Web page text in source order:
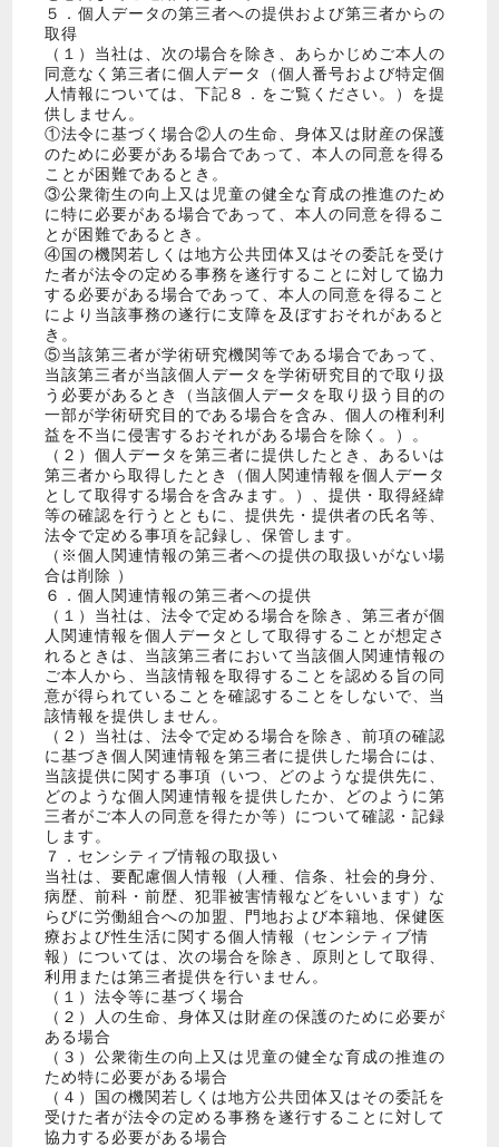
５．個人データの第三者への提供および第三者からの
取得
（１）当社は、次の場合を除き、あらかじめご本人の
同意なく第三者に個人データ（個人番号および特定個
人情報については、下記８．をご覧ください。）を提
供しません。
①法令に基づく場合②人の生命、身体又は財産の保護
のために必要がある場合であって、本人の同意を得る
ことが困難であるとき。
③公衆衛生の向上又は児童の健全な育成の推進のため
に特に必要がある場合であって、本人の同意を得るこ
とが困難であるとき。
④国の機関若しくは地方公共団体又はその委託を受け
た者が法令の定める事務を遂行することに対して協力
する必要がある場合であって、本人の同意を得ること
により当該事務の遂行に支障を及ぼすおそれがあると
き。
⑤当該第三者が学術研究機関等である場合であって、
当該第三者が当該個人データを学術研究目的で取り扱
う必要があるとき（当該個人データを取り扱う目的の
一部が学術研究目的である場合を含み、個人の権利利
益を不当に侵害するおそれがある場合を除く。）。
（２）個人データを第三者に提供したとき、あるいは
第三者から取得したとき（個人関連情報を個人データ
として取得する場合を含みます。）、提供・取得経緯
等の確認を行うとともに、提供先・提供者の氏名等、
法令で定める事項を記録し、保管します。
（※個人関連情報の第三者への提供の取扱いがない場
合は削除 ）
６．個人関連情報の第三者への提供
（１）当社は、法令で定める場合を除き、第三者が個
人関連情報を個人データとして取得することが想定さ
れるときは、当該第三者において当該個人関連情報の
ご本人から、当該情報を取得することを認める旨の同
意が得られていることを確認することをしないで、当
該情報を提供しません。
（２）当社は、法令で定める場合を除き、前項の確認
に基づき個人関連情報を第三者に提供した場合には、
当該提供に関する事項（いつ、どのような提供先に、
どのような個人関連情報を提供したか、どのように第
三者がご本人の同意を得たか等）について確認・記録
します。
７．センシティブ情報の取扱い
当社は、要配慮個人情報（人種、信条、社会的身分、
病歴、前科・前歴、犯罪被害情報などをいいます）な
らびに労働組合への加盟、門地および本籍地、保健医
療および性生活に関する個人情報（センシティブ情
報）については、次の場合を除き、原則として取得、
利用または第三者提供を行いません。
（１）法令等に基づく場合
（２）人の生命、身体又は財産の保護のために必要が
ある場合
（３）公衆衛生の向上又は児童の健全な育成の推進の
ため特に必要がある場合
（４）国の機関若しくは地方公共団体又はその委託を
受けた者が法令の定める事務を遂行することに対して
協力する必要がある場合